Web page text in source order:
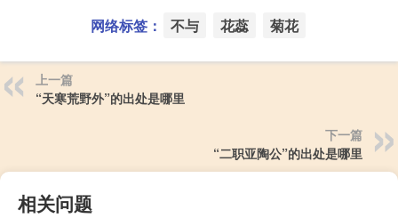
网络标签： 不与 花蕊 菊花
上一篇
“天寒荒野外”的出处是哪里
下一篇
“二职亚陶公”的出处是哪里
相关问题